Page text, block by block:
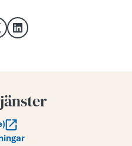
Facebook
på X
Dela på LinkedIn